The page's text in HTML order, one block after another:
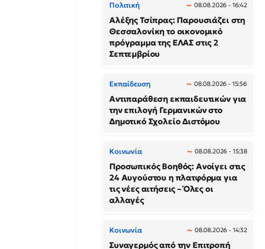
Πολιτική 08.08.2026 - 16:42
Αλέξης Τσίπρας: Παρουσιάζει στη
Θεσσαλονίκη το οικονομικό
πρόγραμμα της ΕΛΑΣ στις 2
Σεπτεμβρίου
Εκπαίδευση 08.08.2026 - 15:56
Αντιπαράθεση εκπαιδευτικών για
την επιλογή Γερμανικών στο
Δημοτικό Σχολείο Διστόμου
Κοινωνία 08.08.2026 - 15:38
Προσωπικός Βοηθός: Ανοίγει στις
24 Αυγούστου η πλατφόρμα για
τις νέες αιτήσεις – Όλες οι
αλλαγές
Κοινωνία 08.08.2026 - 14:32
Συναγερμός από την Επιτροπή